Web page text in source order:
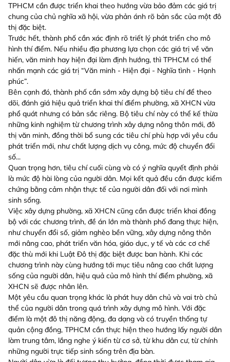
TPHCM cần được triển khai theo hướng vừa bảo đảm các giá trị
chung của chủ nghĩa xã hội, vừa phản ánh rõ bản sắc của một đô
thị đặc biệt.
Trước hết, thành phố cần xác định rõ triết lý phát triển cho mô
hình thí điểm. Nếu nhiều địa phương lựa chọn các giá trị về văn
hiến, văn minh hay hiện đại làm định hướng, thì TPHCM có thể
nhấn mạnh các giá trị “Văn minh - Hiện đại - Nghĩa tình - Hạnh
phúc”.
Bên cạnh đó, thành phố cần sớm xây dựng bộ tiêu chí để theo
dõi, đánh giá hiệu quả triển khai thí điểm phường, xã XHCN vừa
phổ quát nhưng có bản sắc riêng. Bộ tiêu chí này có thể kế thừa
những kinh nghiệm từ chương trình xây dựng nông thôn mới, đô
thị văn minh, đồng thời bổ sung các tiêu chí phù hợp với yêu cầu
phát triển mới, như chất lượng dịch vụ công, mức độ chuyển đổi
số...
Quan trọng hơn, tiêu chí cuối cùng và có ý nghĩa quyết định phải
là mức độ hài lòng của người dân. Mọi kết quả đều cần được kiểm
chứng bằng cảm nhận thực tế của người dân đối với nơi mình
sinh sống.
Việc xây dựng phường, xã XHCN cũng cần được triển khai đồng
bộ với các chương trình, đề án lớn mà thành phố đang thực hiện,
như chuyển đổi số, giảm nghèo bền vững, xây dựng nông thôn
mới nâng cao, phát triển văn hóa, giáo dục, y tế và các cơ chế
đặc thù mới khi Luật Đô thị đặc biệt được ban hành. Khi các
chương trình này cùng hướng tới mục tiêu nâng cao chất lượng
sống của người dân, hiệu quả của mô hình thí điểm phường, xã
XHCN sẽ được nhân lên.
Một yêu cầu quan trọng khác là phát huy dân chủ và vai trò chủ
thể của người dân trong quá trình xây dựng mô hình. Với đặc
điểm là một đô thị năng động, đa dạng và có truyền thống tự
quản cộng đồng, TPHCM cần thực hiện theo hướng lấy người dân
làm trung tâm, lắng nghe ý kiến từ cơ sở, từ khu dân cư, từ chính
những người trực tiếp sinh sống trên địa bàn.